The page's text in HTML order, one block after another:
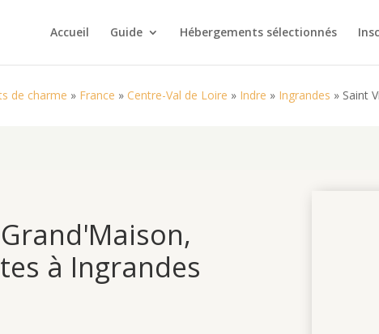
Accueil Guide Hébergements sélectionnés
de charme » France » Centre-Val de Loire » Indre » Ingrandes » Saint
à Ingrandes